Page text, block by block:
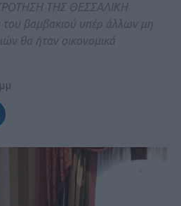
ΤΗΣ ΘΕΣΣΑΛΙΚΗ
βαμβακιού υπέρ άλλων μη
θα ήταν οικονομικά